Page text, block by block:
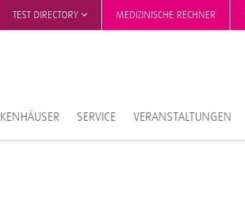
TEST DIRECTORY MEDIZINISCHE RECHNER
SERVICE VERANSTALTUNGEN